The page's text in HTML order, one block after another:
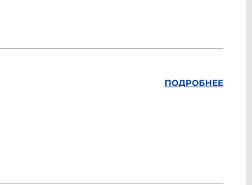
ПОДРОБНЕЕ